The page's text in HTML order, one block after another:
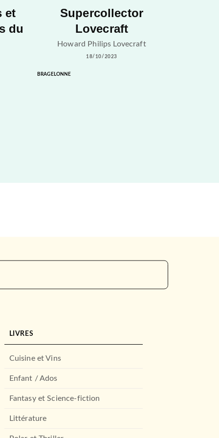
et
du
Supercollector
Lovecraft
Howard Philips Lovecraft
18/10/2023
BRAGELONNE
LIVRES
Cuisine et Vins
Enfant / Ados
Fantasy et Science-fiction
Littérature